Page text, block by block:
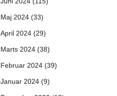
Maj 2024 (33)
April 2024 (29)
Marts 2024 (38)
Februar 2024 (39)
Januar 2024 (9)